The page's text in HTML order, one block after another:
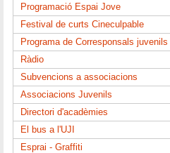
Programació Espai Jove
Festival de curts Cineculpable
Programa de Corresponsals juvenils
Ràdio
Subvencions a associacions
Associacions Juvenils
Directori d'acadèmies
El bus a l'UJI
Esprai - Graffiti